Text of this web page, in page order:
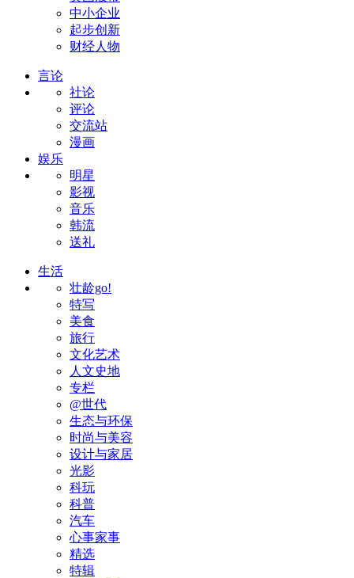
中小企业
起步创新
财经人物
言论
社论
评论
交流站
漫画
娱乐
明星
影视
音乐
韩流
送礼
生活
壮龄go!
特写
美食
旅行
文化艺术
人文史地
专栏
@世代
生态与环保
时尚与美容
设计与家居
光影
科玩
科普
汽车
心事家事
精选
特辑